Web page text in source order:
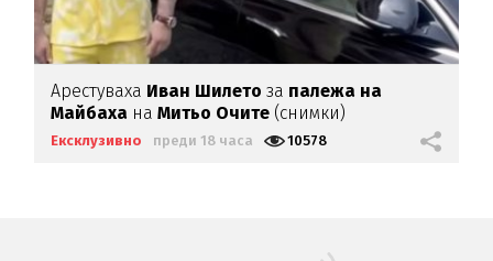
Арестуваха Иван Шилетоза палежа на
Майбаха наМитьо Очите (снимки)
Ексклузивно преди 18 часа 10578